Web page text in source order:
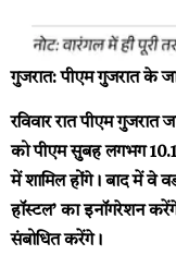
गुजरात: पीएम गुजरात के
रविवार रात पीएम
को पीएम सुबह लगभग
में शामिल होंगे। बाद में वे
हॉस्टल’ का इनॉगरेशन
संबोधित करेंगे।